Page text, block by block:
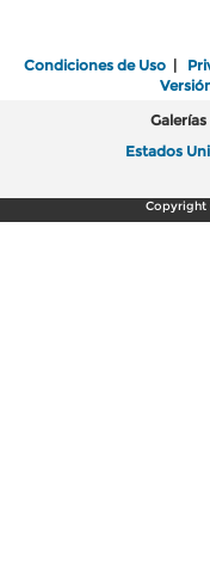
Condiciones de Uso |
Estados
Copyright